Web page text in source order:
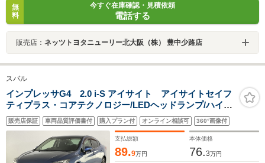
無
料
今すぐ在庫確認・見積依頼
電話する
販売店： ネッツトヨタニューリー北大阪（株） 豊中少路店
スバル
インプレッサG4 2.0 i-S アイサイト アイサイトセイフ
ティプラス・コアテクノロジー/LEDヘッドランプ/ハイビ
ームアシスト/後側方警戒/前席パワーシート/サイド・バッ
クカメラ/純正DIATONEビルトインナビ/ETC2.0/純正ドラ
販売店保証 車両品質評価書付 購入プラン付 オンライン相談可 360°画像付
支払総額
89.9万円
本体価格
76.3万円